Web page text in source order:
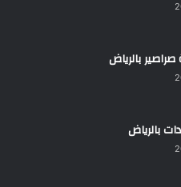
بالرياض
بالرياض